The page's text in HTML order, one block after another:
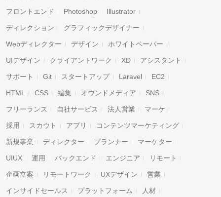
フロントエンド Photoshop Illustrator
ディレクション グラフィックデザイナー
Webディレクター デザイン ホワイトペーパー
UIデザイン クライアントワーク XD アシスタント
サポート Git スタートアップ Laravel EC2
HTML CSS 編集 オウンドメディア SNS
フリーランス 自社サービス 法人営業 マーケ
採用 スカウト アプリ コンテンツマーケティング
新規事業 ディレクター プランナー マーケター
UIUX 運用 バックエンド エンジニア リモート
企画立案 リモートワーク UXデザイン 営業
インサイドセールス プラットフォーム 人材